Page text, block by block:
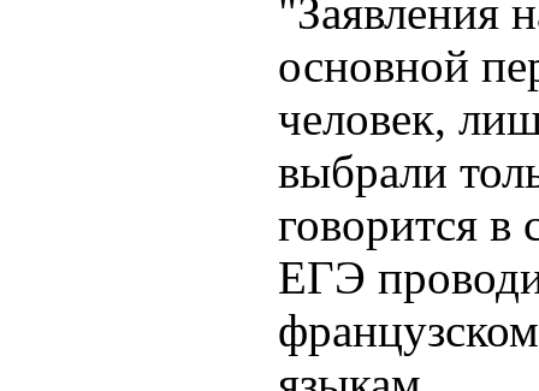
"Заявления
основной
человек,
выбрали
говорится
ЕГЭ